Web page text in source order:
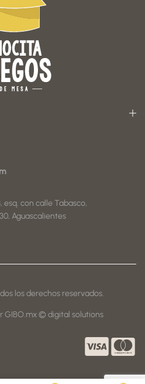
esq. con calle Tabasco,
Aguascalientes
los derechos reservados.
GIBO.mx © digital solutions